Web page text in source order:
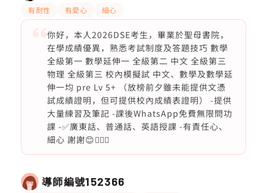
有耐性 有愛心 細心
你好，本人2026DSE考生，畢業於聖母書院，
在學成績優異，熟悉考試制度及答題技巧 數學
全級第一 數學延伸一 全級第二 中文 全級第三
物理 全級第三 校內模擬試 中文、數學及數學延
伸一均 pre Lv 5+ （放榜前夕雖未能提供文憑
試成績證明，但可提供校內成績表證明） -提供
大量練習及筆記 -課後WhatsApp免費無限問功
課 -✅廣東話、普通話、英語授課 -有責任心、
細心 謝謝😊🙇🏻‍♀️
導師編號152366